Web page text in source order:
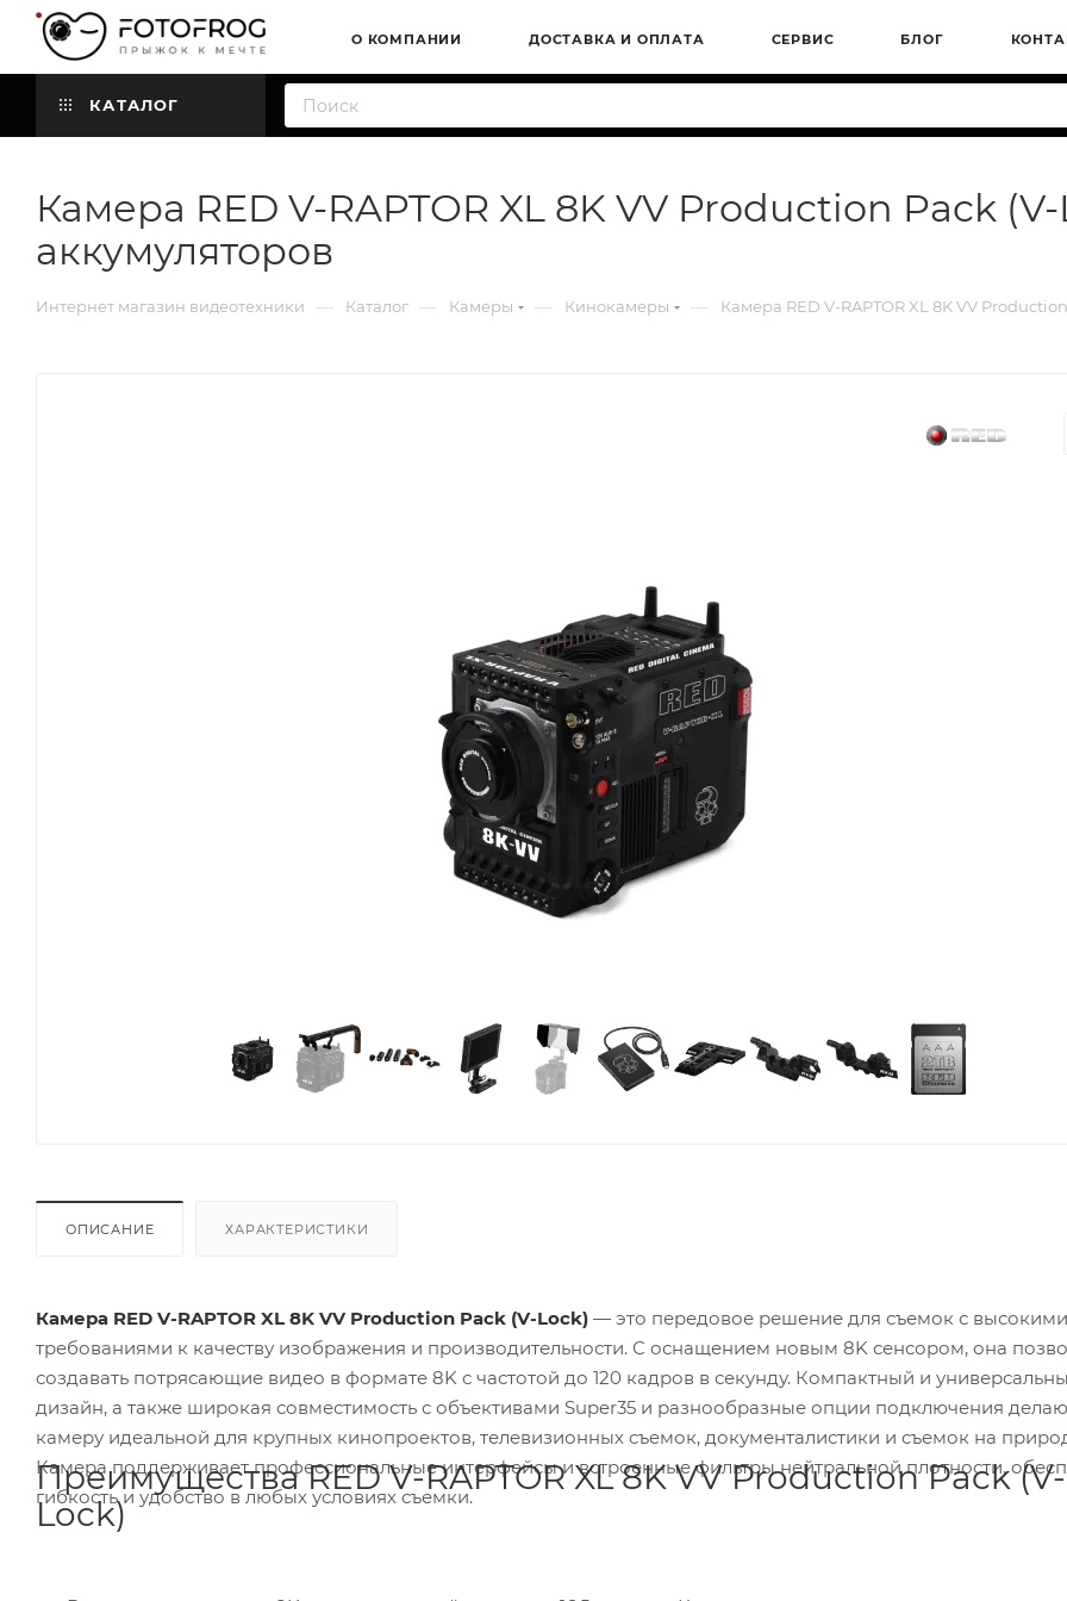
О КОМПАНИИ ДОСТАВКА И ОПЛАТА СЕРВИС БЛОГ
КАТАЛОГ
Камера RED V-RAPTOR XL 8K VV Production Pack
аккумуляторов
Интернет магазин видеотехники — Каталог — Камеры — Кинокамеры — Камера RED V-RAPTOR XL 8K VV
ОПИСАНИЕ ХАРАКТЕРИСТИКИ
Камера RED V-RAPTOR XL 8K VV Production Pack (V-Lock) — это передовое решение для съемок с высокими
требованиями к качеству изображения и производительности. С оснащением новым 8K сенсором, она позволяет
создавать потрясающие видео в формате 8K с частотой до 120 кадров в секунду. Компактный и универсальный
дизайн, а также широкая совместимость с объективами Super35 и разнообразные опции подключения делают эту
камеру идеальной для крупных кинопроектов, телевизионных съемок, документалистики и съемок на природе.
Камера поддерживает профессиональные интерфейсы и встроенные фильтры нейтральной плотности, обеспечивая
гибкость и удобство в любых условиях съемки.
Преимущества RED V-RAPTOR XL 8K VV Production Pack (V-
Lock)